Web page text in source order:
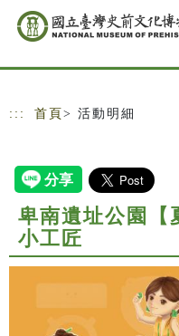
跳到主要內容
網站導覽
::: 首頁 > 活動明細
卑南遺址公園【
小工匠